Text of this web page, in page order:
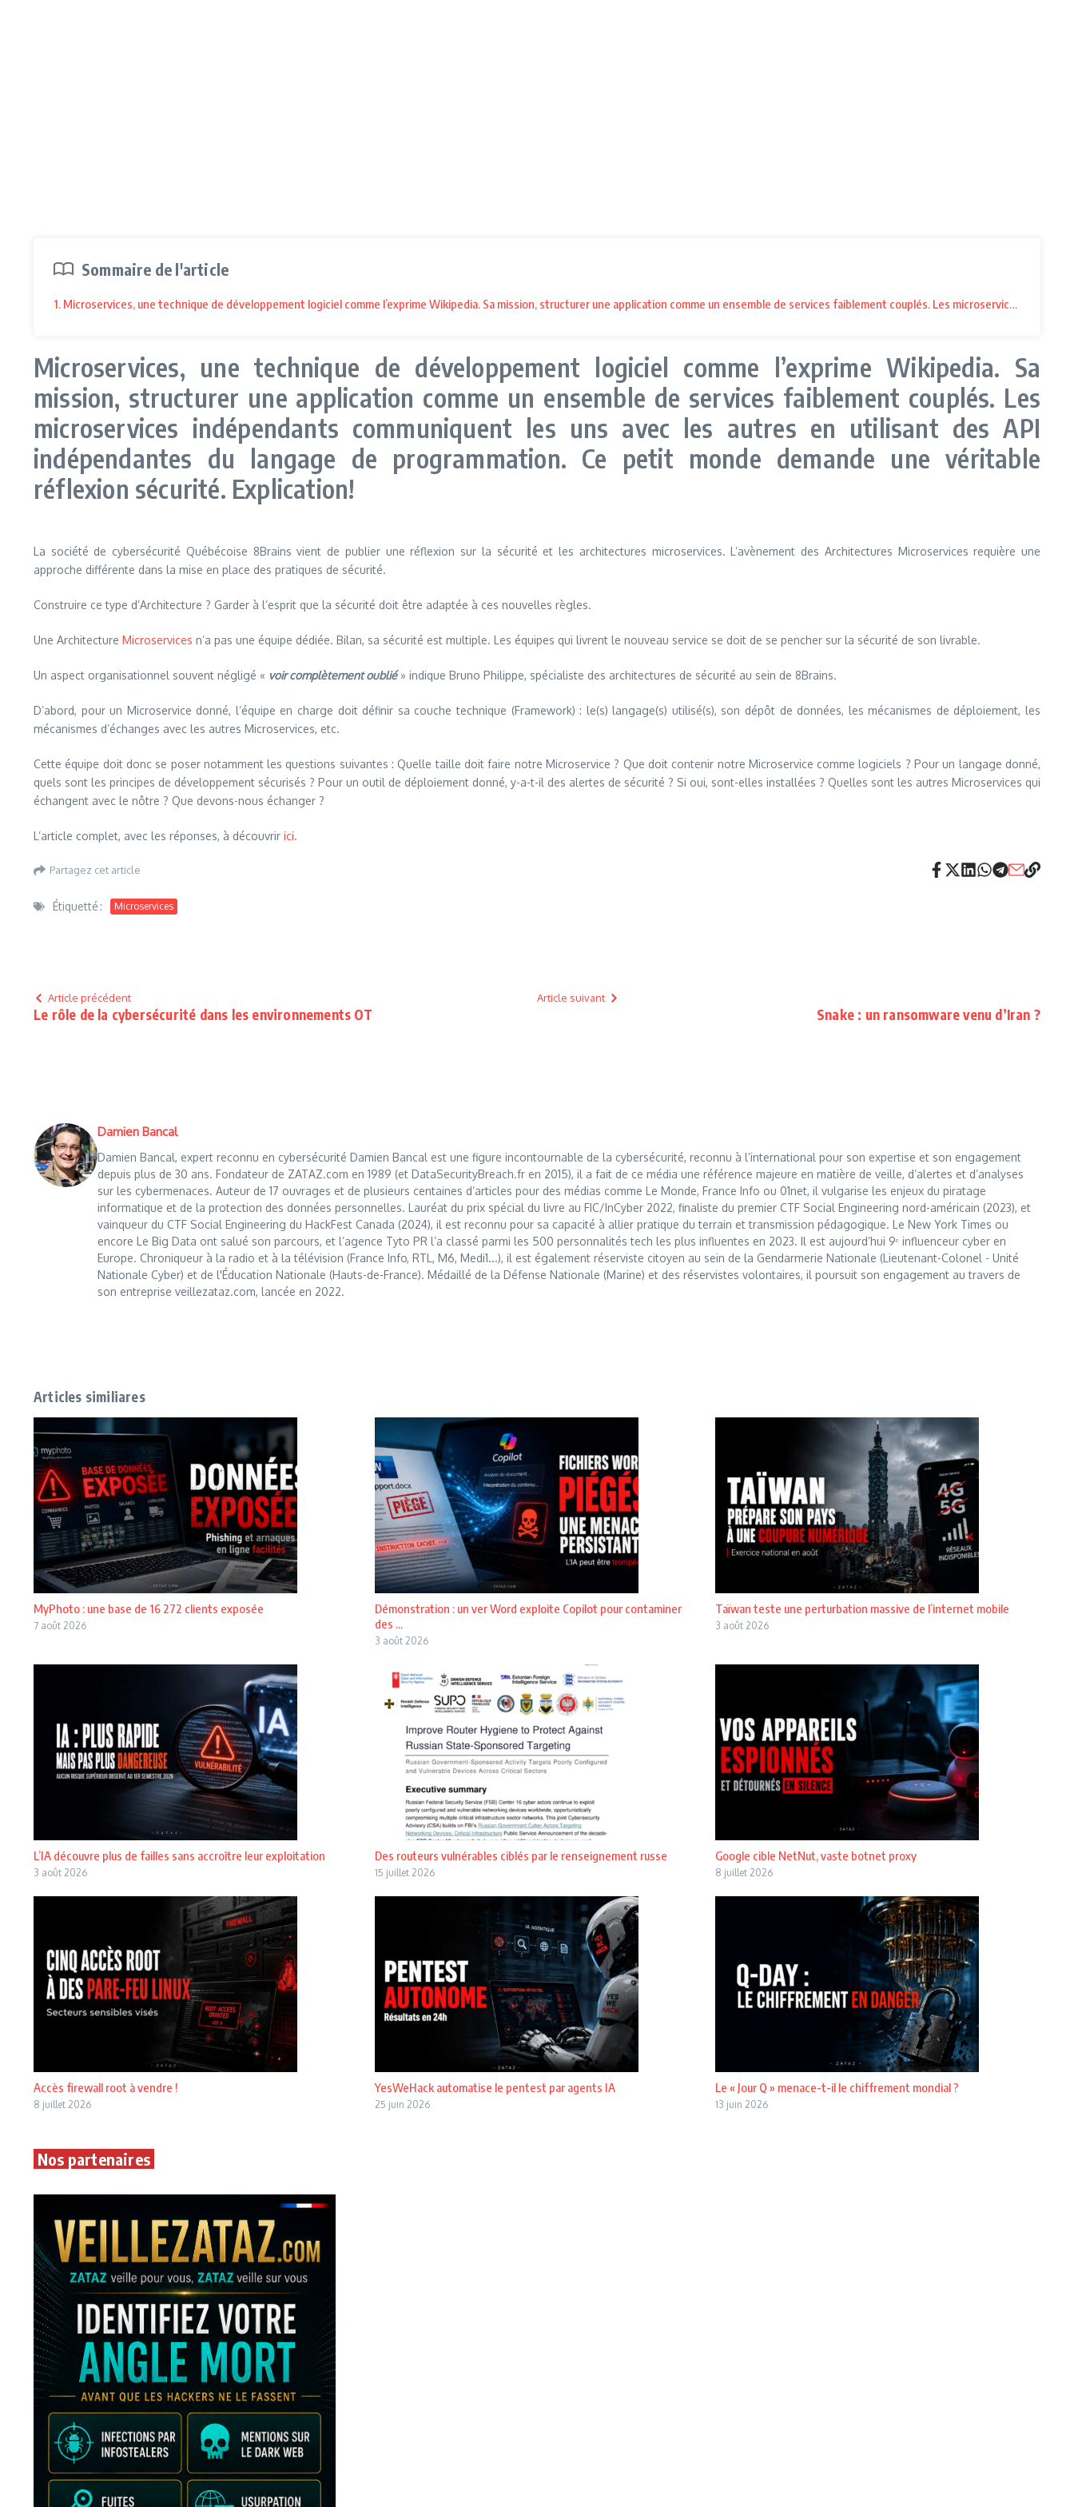
Sommaire de l'article
1. Microservices, une technique de développement logiciel comme l’exprime Wikipedia. Sa mission, structurer une application comme un ensemble de services faiblement couplés. Les microservices
Microservices, une technique de développement logiciel comme l’exprime Wikipedia. Sa
mission, structurer une application comme un ensemble de services faiblement couplés. Les
microservices indépendants communiquent les uns avec les autres en utilisant des API
indépendantes du langage de programmation. Ce petit monde demande une véritable
réflexion sécurité. Explication!
La société de cybersécurité Québécoise 8Brains vient de publier une réflexion sur la sécurité et les architectures microservices. L’avènement des Architectures Microservices requière une
approche différente dans la mise en place des pratiques de sécurité.
Construire ce type d’Architecture ? Garder à l’esprit que la sécurité doit être adaptée à ces nouvelles règles.
Une Architecture Microservices n’a pas une équipe dédiée. Bilan, sa sécurité est multiple. Les équipes qui livrent le nouveau service se doit de se pencher sur la sécurité de son livrable.
Un aspect organisationnel souvent négligé « voir complètement oublié» indique Bruno Philippe, spécialiste des architectures de sécurité au sein de 8Brains.
D’abord, pour un Microservice donné, l’équipe en charge doit définir sa couche technique (Framework) : le(s) langage(s) utilisé(s), son dépôt de données, les mécanismes de déploiement, les
mécanismes d’échanges avec les autres Microservices, etc.
Cette équipe doit donc se poser notamment les questions suivantes : Quelle taille doit faire notre Microservice ? Que doit contenir notre Microservice comme logiciels ? Pour un langage donné,
quels sont les principes de développement sécurisés ? Pour un outil de déploiement donné, y-a-t-il des alertes de sécurité ? Si oui, sont-elles installées ? Quelles sont les autres Microservices qui
échangent avec le nôtre ? Que devons-nous échanger ?
L’article complet, avec les réponses, à découvrir ici.
Partagez cet article
Étiquetté : Microservices
Article précédent
Le rôle de la cybersécurité dans les environnements OT
Article suivant
Snake : un ransomware venu d’Iran ?
Damien Bancal
Damien Bancal, expert reconnu en cybersécurité Damien Bancal est une figure incontournable de la cybersécurité, reconnu à l’international pour son expertise et son engagement
depuis plus de 30 ans. Fondateur de ZATAZ.com en 1989 (et DataSecurityBreach.fr en 2015), il a fait de ce média une référence majeure en matière de veille, d’alertes et d’analyses
sur les cybermenaces. Auteur de 17 ouvrages et de plusieurs centaines d’articles pour des médias comme Le Monde, France Info ou 01net, il vulgarise les enjeux du piratage
informatique et de la protection des données personnelles. Lauréat du prix spécial du livre au FIC/InCyber 2022, finaliste du premier CTF Social Engineering nord-américain (2023), et
vainqueur du CTF Social Engineering du HackFest Canada (2024), il est reconnu pour sa capacité à allier pratique du terrain et transmission pédagogique. Le New York Times ou
encore Le Big Data ont salué son parcours, et l’agence Tyto PR l’a classé parmi les 500 personnalités tech les plus influentes en 2023. Il est aujourd’hui 9ᵉ influenceur cyber en
Europe. Chroniqueur à la radio et à la télévision (France Info, RTL, M6, Medi1...), il est également réserviste citoyen au sein de la Gendarmerie Nationale (Lieutenant-Colonel - Unité
Nationale Cyber) et de l'Éducation Nationale (Hauts-de-France). Médaillé de la Défense Nationale (Marine) et des réservistes volontaires, il poursuit son engagement au travers de
son entreprise veillezataz.com, lancée en 2022.
Articles similiares
MyPhoto : une base de 16 272 clients exposée
7 août 2026
Démonstration : un ver Word exploite Copilot pour contaminer
des ...
3 août 2026
Taïwan teste une perturbation massive de l’internet mobile
3 août 2026
L’IA découvre plus de failles sans accroître leur exploitation
3 août 2026
Des routeurs vulnérables ciblés par le renseignement russe
15 juillet 2026
Google cible NetNut, vaste botnet proxy
8 juillet 2026
Accès firewall root à vendre !
8 juillet 2026
YesWeHack automatise le pentest par agents IA
25 juin 2026
Le « Jour Q » menace-t-il le chiffrement mondial ?
13 juin 2026
Nos partenaires